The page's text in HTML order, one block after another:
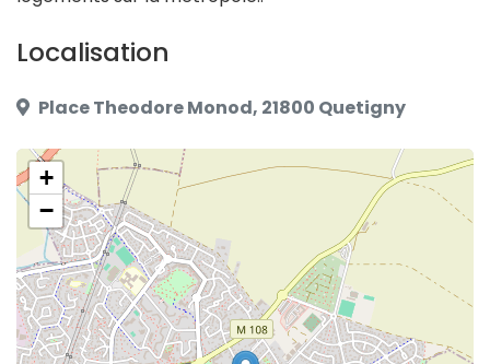
Localisation
Place Theodore Monod, 21800 Quetigny
+
−